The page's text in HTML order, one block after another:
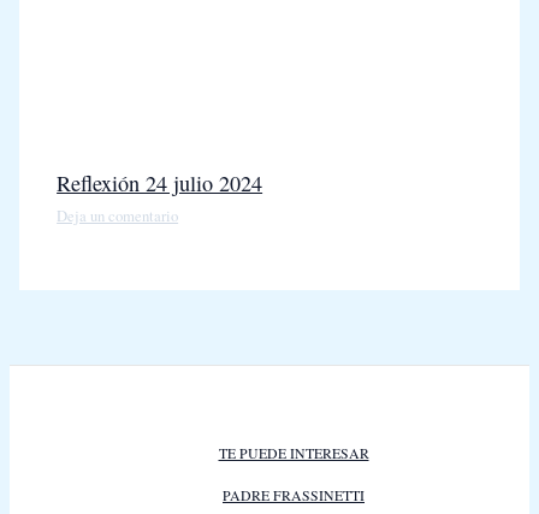
Reflexión 24 julio 2024
Deja un comentario
TE PUEDE INTERESAR
PADRE FRASSINETTI